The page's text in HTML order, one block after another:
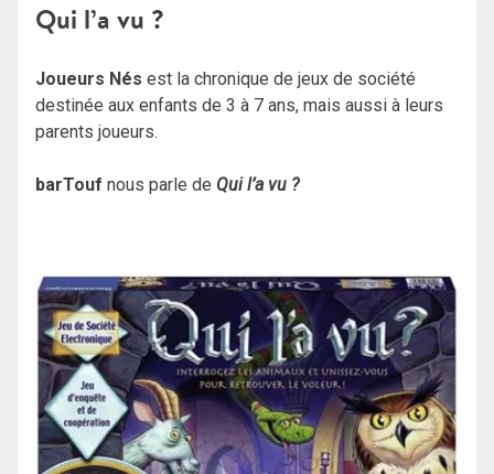
Qui l’a vu ?
Joueurs Nés est la chronique de jeux de société
destinée aux enfants de 3 à 7 ans, mais aussi à leurs
parents joueurs.
barTouf nous parle de Qui l’a vu ?